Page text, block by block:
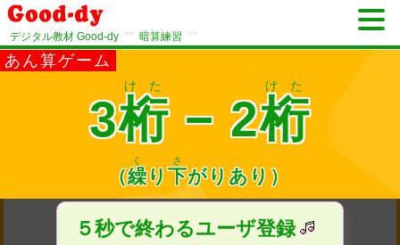
デジタル教材 Good-dy >> 暗算練習 >>
あん算ゲーム
3桁
けた
− 2桁
けた
（繰
く
り下
さ
がり あり）
５秒で終わるユーザ登録